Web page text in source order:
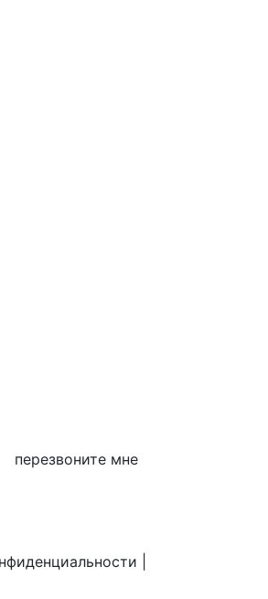
перезвоните мне